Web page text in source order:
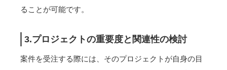
ることが可能です。
3.プロジェクトの重要度と関連性の検討
案件を受注する際には、そのプロジェクトが自身の目